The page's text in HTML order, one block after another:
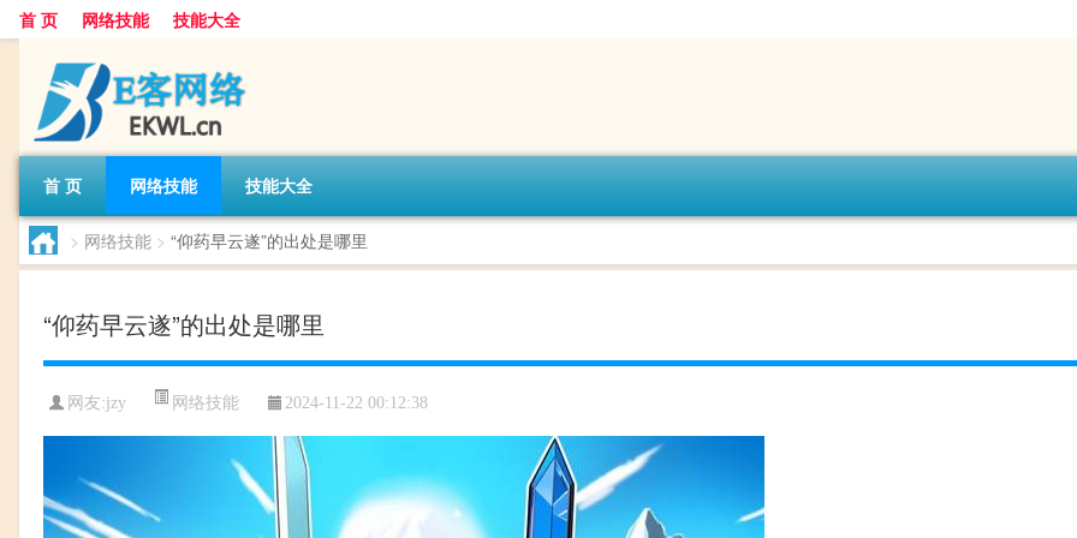
首 页 网络技能 技能大全
首 页 网络技能 技能大全
> 网络技能 > “仰药早云遂”的出处是哪里
“仰药早云遂”的出处是哪里
网友:jzy 网络技能 2024-11-22 00:12:38